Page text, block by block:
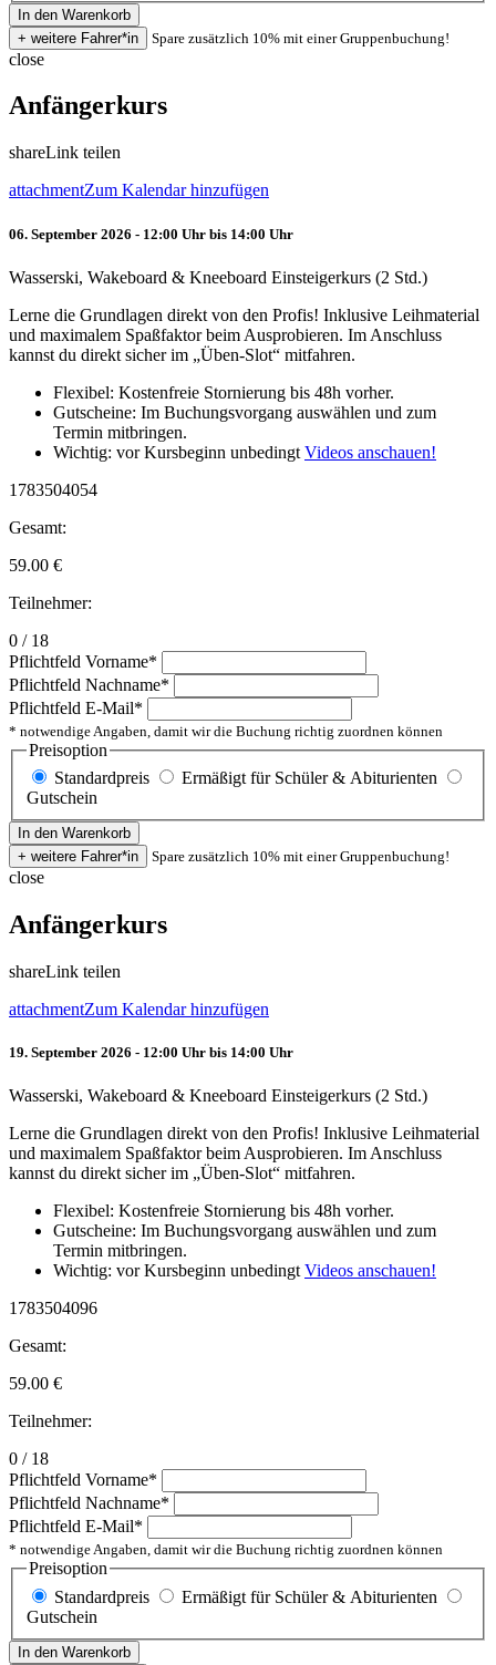
Spare zusätzlich 10% mit einer Gruppenbuchung!
close
Anfängerkurs
shareLink teilen
attachmentZum Kalendar hinzufügen
06. September 2026 - 12:00 Uhr bis 14:00 Uhr
Wasserski, Wakeboard & Kneeboard Einsteigerkurs (2 Std.)
Lerne die Grundlagen direkt von den Profis! Inklusive Leihmaterial
und maximalem Spaßfaktor beim Ausprobieren. Im Anschluss
kannst du direkt sicher im „Üben-Slot“ mitfahren.
Flexibel: Kostenfreie Stornierung bis 48h vorher.
Gutscheine: Im Buchungsvorgang auswählen und zum
Termin mitbringen.
Wichtig: vor Kursbeginn unbedingt Videos anschauen!
1783504054
Gesamt:
59.00 €
Teilnehmer:
0 / 18
Pflichtfeld Vorname*
Pflichtfeld Nachname*
Pflichtfeld E-Mail*
* notwendige Angaben, damit wir die Buchung richtig zuordnen können
Preisoption
Standardpreis
Ermäßigt für Schüler & Abiturienten
Gutschein
Spare zusätzlich 10% mit einer Gruppenbuchung!
close
Anfängerkurs
shareLink teilen
attachmentZum Kalendar hinzufügen
19. September 2026 - 12:00 Uhr bis 14:00 Uhr
Wasserski, Wakeboard & Kneeboard Einsteigerkurs (2 Std.)
Lerne die Grundlagen direkt von den Profis! Inklusive Leihmaterial
und maximalem Spaßfaktor beim Ausprobieren. Im Anschluss
kannst du direkt sicher im „Üben-Slot“ mitfahren.
Flexibel: Kostenfreie Stornierung bis 48h vorher.
Gutscheine: Im Buchungsvorgang auswählen und zum
Termin mitbringen.
Wichtig: vor Kursbeginn unbedingtVideos anschauen!
1783504096
Gesamt:
59.00 €
Teilnehmer:
0 / 18
Pflichtfeld Vorname*
Pflichtfeld Nachname*
Pflichtfeld E-Mail*
* notwendige Angaben, damit wir die Buchung richtig zuordnen können
Preisoption
Standardpreis
Ermäßigt für Schüler & Abiturienten
Gutschein